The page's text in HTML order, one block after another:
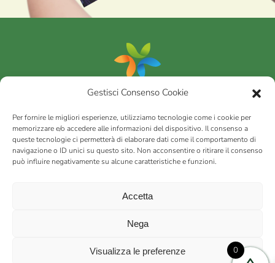
Gestisci Consenso Cookie
Per fornire le migliori esperienze, utilizziamo tecnologie come i cookie per
memorizzare e/o accedere alle informazioni del dispositivo. Il consenso a
queste tecnologie ci permetterà di elaborare dati come il comportamento di
navigazione o ID unici su questo sito. Non acconsentire o ritirare il consenso
può influire negativamente su alcune caratteristiche e funzioni.
Accetta
Nega
Visualizza le preferenze
Portfolio
AGRICOMs.r.l.
via Montalbano 65 51100 Case Nuove di Masiano (PT) | codice
Int. versato | Repertorio Economico Amministrativo C.C.I.A.A. di
Privacy policy
0